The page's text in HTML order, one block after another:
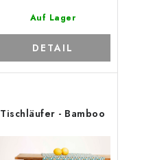
Auf Lager
DETAIL
Tischläufer - Bamboo